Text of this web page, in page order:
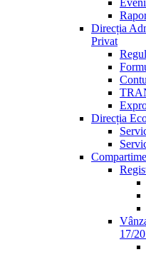
Direcția
Privat
Direcția
17/